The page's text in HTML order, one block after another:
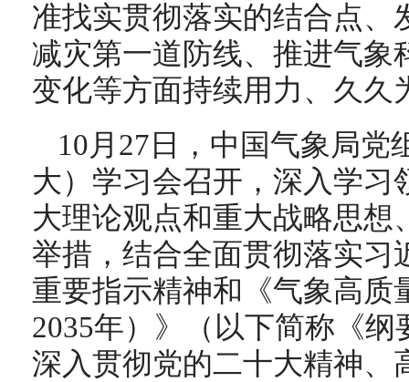
准找实贯彻落实的结合点、
减灾第一道防线、推进气象
变化等方面持续用力、久久
10月27日，中国气象局党
大）学习会召开，深入学习
大理论观点和重大战略思想
举措，结合全面贯彻落实习
重要指示精神和《气象高
2035年）》（以下简称《
深入贯彻党的二十大精神、